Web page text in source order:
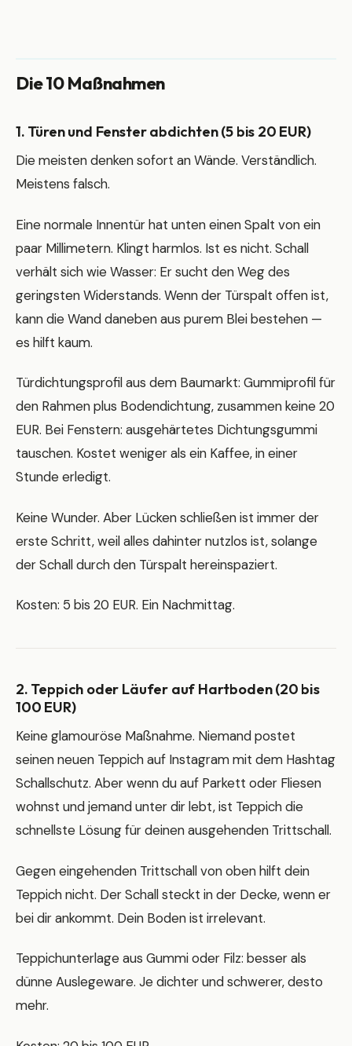
Die 10 Maßnahmen
1. Türen und Fenster abdichten (5 bis 20 EUR)
Die meisten denken sofort an Wände. Verständlich.
Meistens falsch.
Eine normale Innentür hat unten einen Spalt von ein
paar Millimetern. Klingt harmlos. Ist es nicht. Schall
verhält sich wie Wasser: Er sucht den Weg des
geringsten Widerstands. Wenn der Türspalt offen ist,
kann die Wand daneben aus purem Blei bestehen —
es hilft kaum.
Türdichtungsprofil aus dem Baumarkt: Gummiprofil für
den Rahmen plus Bodendichtung, zusammen keine 20
EUR. Bei Fenstern: ausgehärtetes Dichtungsgummi
tauschen. Kostet weniger als ein Kaffee, in einer
Stunde erledigt.
Keine Wunder. Aber Lücken schließen ist immer der
erste Schritt, weil alles dahinter nutzlos ist, solange
der Schall durch den Türspalt hereinspaziert.
Kosten: 5 bis 20 EUR. Ein Nachmittag.
2. Teppich oder Läufer auf Hartboden (20 bis
100 EUR)
Keine glamouröse Maßnahme. Niemand postet
seinen neuen Teppich auf Instagram mit dem Hashtag
Schallschutz. Aber wenn du auf Parkett oder Fliesen
wohnst und jemand unter dir lebt, ist Teppich die
schnellste Lösung für deinen ausgehenden Trittschall.
Gegen eingehenden Trittschall von oben hilft dein
Teppich nicht. Der Schall steckt in der Decke, wenn er
bei dir ankommt. Dein Boden ist irrelevant.
Teppichunterlage aus Gummi oder Filz: besser als
dünne Auslegeware. Je dichter und schwerer, desto
mehr.